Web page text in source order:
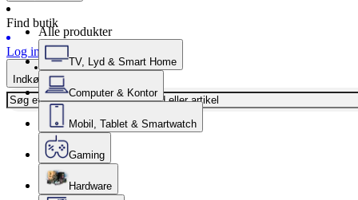
Find butik
Log ind
Indkøbskurv
Alle produkter
TV, Lyd & Smart Home
Computer & Kontor
Mobil, Tablet & Smartwatch
Gaming
Hardware